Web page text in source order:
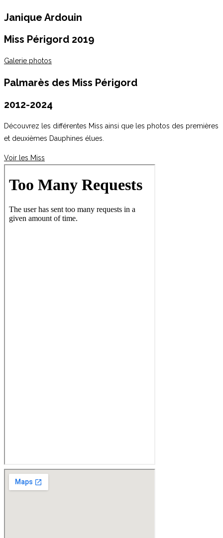
Janique Ardouin
Miss Périgord 2019
Galerie photos
Palmarès des Miss Périgord
2012-2024
Découvrez les différentes Miss ainsi que les photos des premières
et deuxièmes Dauphines élues.
Voir les Miss